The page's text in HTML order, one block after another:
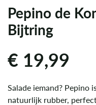
Pepino de
Bijtring
€ 19,99
Salade iemand? Pepino
natuurlijk rubber,